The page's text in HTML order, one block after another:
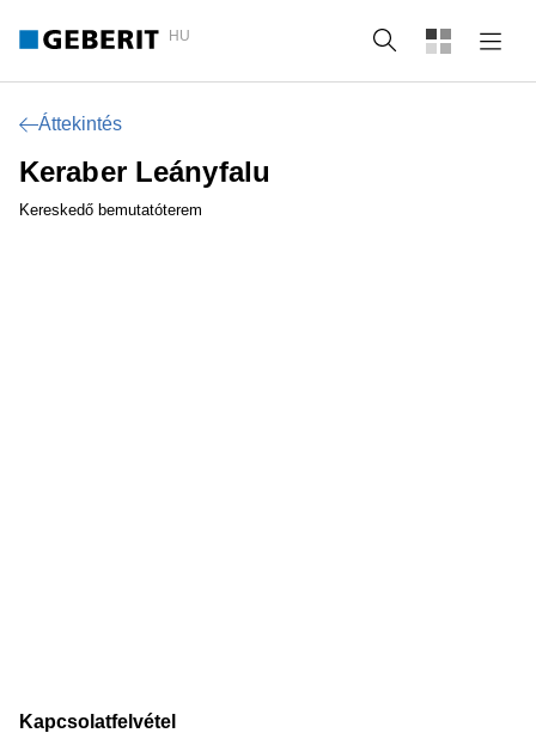
HU Keresés
Áttekintés
Keraber Leányfalu
Kereskedő bemutatóterem
Kapcsolatfelvétel